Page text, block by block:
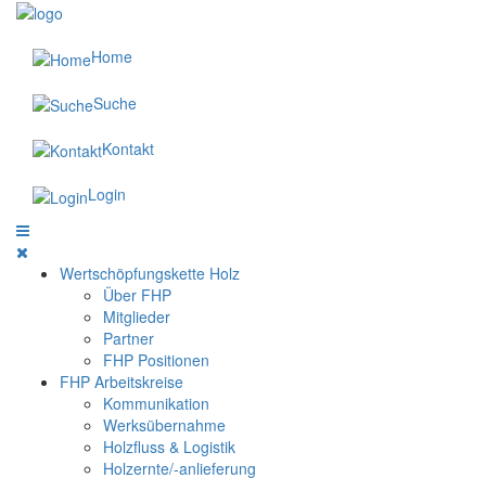
Home
Suche
Kontakt
Login
Wertschöpfungskette Holz
Über FHP
Mitglieder
Partner
FHP Positionen
FHP Arbeitskreise
Kommunikation
Werksübernahme
Holzfluss & Logistik
Holzernte/-anlieferung